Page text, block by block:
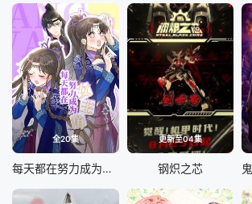
全20集
每天都在努力成为女主角
更新至04集
钢炽之芯